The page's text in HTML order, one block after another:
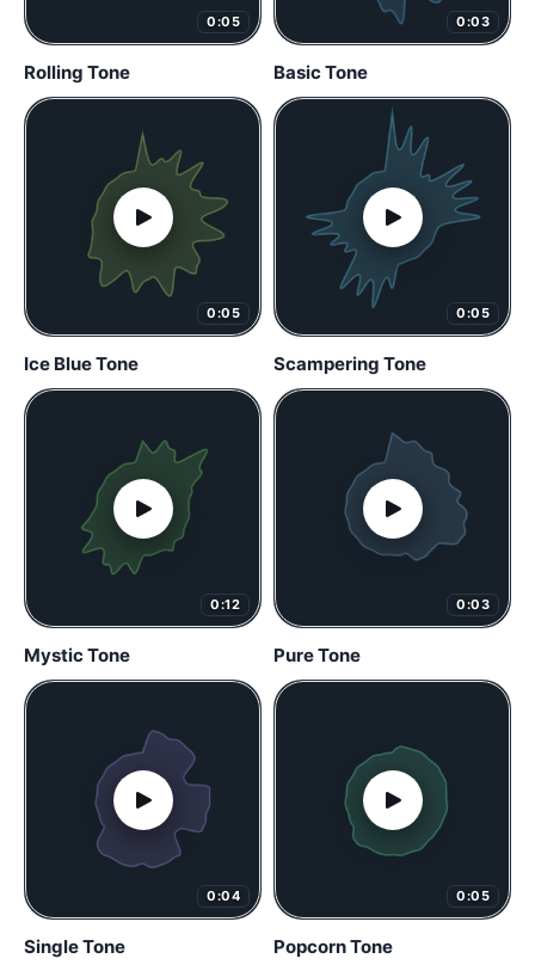
0:05
Rolling Tone
0:03
Basic Tone
0:05
Ice Blue Tone
0:05
Scampering Tone
0:12
Mystic Tone
0:03
Pure Tone
0:04
Single Tone
0:05
Popcorn Tone